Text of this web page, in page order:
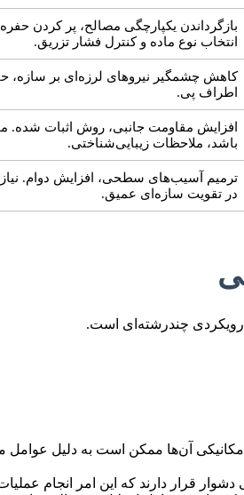
بازگرداندن یکپارچگی مصالح، پر کردن
انتخاب نوع ماده و کنترل فشار تزریق.
کاهش چشمگیر نیروهای لرزه‌ای بر سازه،
اطراف پی.
افزایش مقاومت جانبی، روش اثبات شده.
باشد، ملاحظات زیبایی‌شناختی.
ترمیم آسیب‌های سطحی، افزایش دوام.
در تقویت سازه‌ای عمیق.
رویکردی چندرشته‌ای است.
آن‌ها ممکن است به دلیل
قرار دارند که این امر انجام